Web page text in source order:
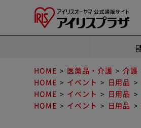
HOME 医薬品・介護 介護
HOME
イベント 日用品
HOME
イベント 日用品
HOME
イベント 日用品